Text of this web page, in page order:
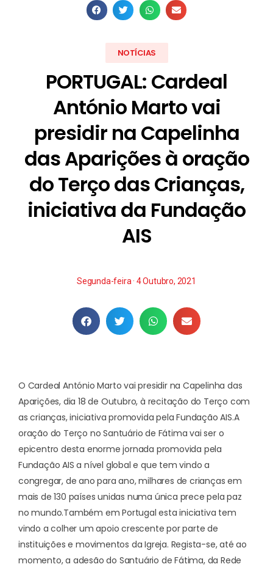
NOTÍCIAS
PORTUGAL: Cardeal
António Marto vai
presidir na Capelinha
das Aparições à oração
do Terço das Crianças,
iniciativa da Fundação
AIS
Segunda-feira · 4 Outubro, 2021
O Cardeal António Marto vai presidir na Capelinha das
Aparições, dia 18 de Outubro, à recitação do Terço com
as crianças, iniciativa promovida pela Fundação AIS.A
oração do Terço no Santuário de Fátima vai ser o
epicentro desta enorme jornada promovida pela
Fundação AIS a nível global e que tem vindo a
congregar, de ano para ano, milhares de crianças em
mais de 130 países unidas numa única prece pela paz
no mundo.Também em Portugal esta iniciativa tem
vindo a colher umapoio crescente por parte de
instituições e movimentos da Igreja. Regista-se, até ao
momento, a adesão do Santuário de Fátima, da Rede